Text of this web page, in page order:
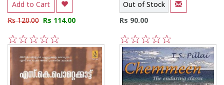
Add to Cart
Rs 120.00 Rs 114.00
5
4
3
2
1
Out of Stock
Rs 90.00
5
4
3
2
1